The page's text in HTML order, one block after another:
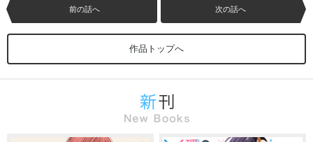
前の話へ 次の話へ
作品トップへ